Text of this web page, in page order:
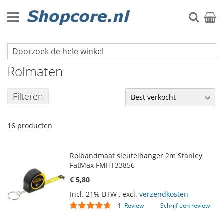
naar
de
Zoek
Meetgereedschap
Rolmaten
Filteren
16 producten
Rolbandmaat sleutelhanger 2m Stanley
FatMax FMHT33856
€ 5,80
Incl. 21% BTW , excl. verzendkosten
Waardering:
1 Review Schrijf een review